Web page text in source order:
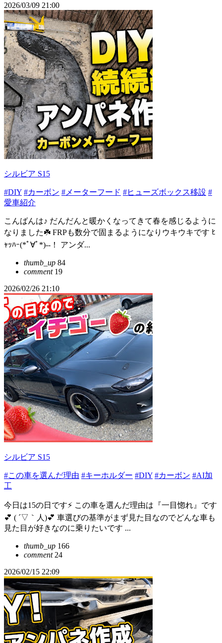
2026/03/09 21:00
シルビア S15
#DIY #カーボン #メーターフード #ヒューズボックス移設 #
愛車紹介
こんばんは♪ だんだんと暖かくなってきて春を感じるように
なりました☘️ FRPも数分で固まるようになりウキウキです ﾋ
ｬｯﾊｰ(*ﾟ∀ﾟ*)--！ アンダ...
thumb_up 84
comment19
2026/02/26 21:10
シルビア S15
#この車を選んだ理由 #キーホルダー #DIY #カーボン #AI加
工
今日は15の日です⚡️ この車を選んだ理由は『一目惚れ』です
💕 ( ´▽｀人)💕 車選びの基準がまず見た目なのでどんな車も
見た目が好きなのに乗りたいです ...
thumb_up 166
comment24
2026/02/15 22:09